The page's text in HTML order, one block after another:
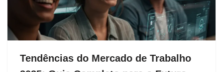
Tendências do Mercado de Trabalho